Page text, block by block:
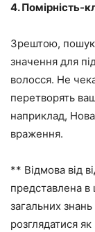
4. Помірність-
Зрештою, пошук
значення для
волосся. Не
перетворять
наприклад,
враження.
** Відмова від
представлена в
загальних
розглядатися